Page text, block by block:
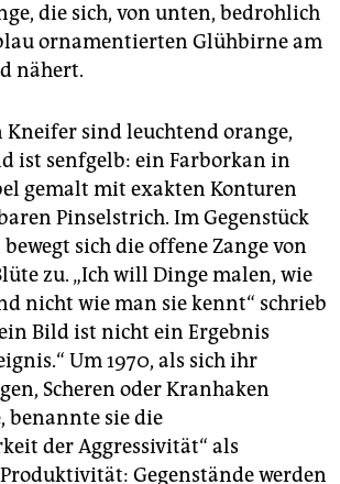
die sich, von unten, bedrohlich
ornamentierten Glühbirne am
nähert.
Kneifer sind leuchtend orange,
ist senfgelb: ein Farborkan in
gemalt mit exakten Konturen
Pinselstrich. Im Gegenstück
sich die offene Zange von
zu. „Ich will Dinge malen, wie
nicht wie man sie kennt“ schrieb
Bild ist nicht ein Ergebnis
Um 1970, als sich ihr
Scheren oder Kranhaken
benannte sie die
der Aggressivität“ als
Gegenstände werden